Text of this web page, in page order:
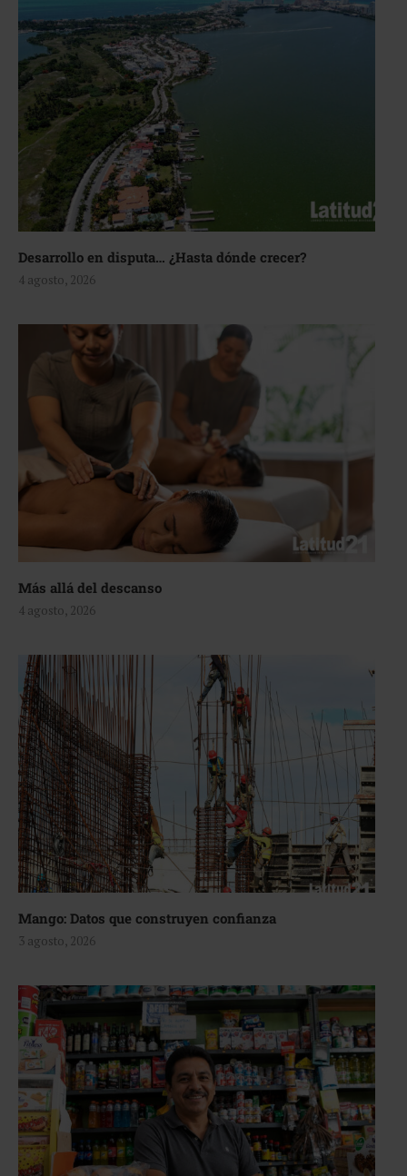
Desarrollo en disputa… ¿Hasta dónde crecer?
4 agosto, 2026
Más allá del descanso
4 agosto, 2026
Mango: Datos que construyen confianza
3 agosto, 2026